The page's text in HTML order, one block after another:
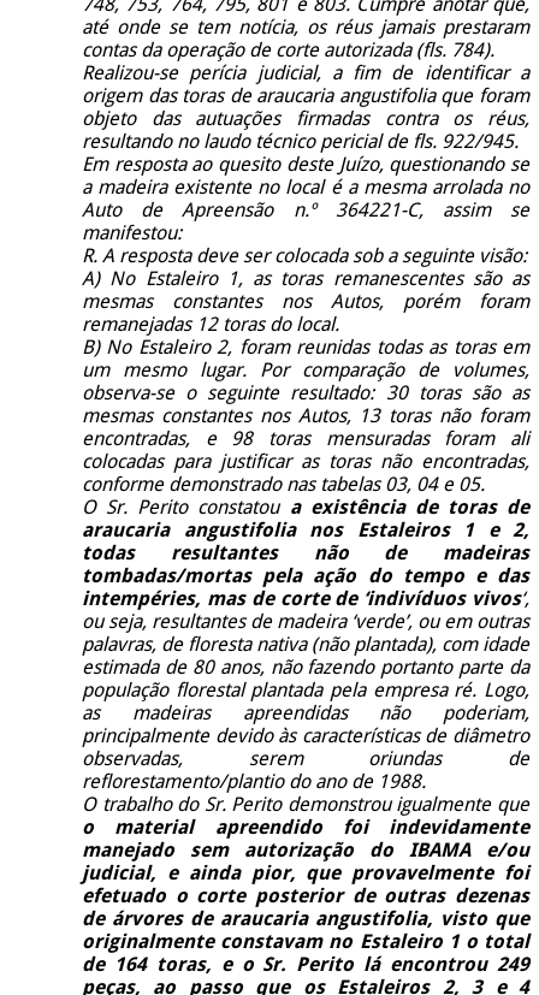
748, 753, 764, 795, 801 e 803. Cumpre anotar que,
até onde se tem notícia, os réus jamais prestaram
contas da operação de corte autorizada (fls. 784).
Realizou-se perícia judicial, a fim de identificar a
origem das toras de araucaria angustifolia que foram
objeto das autuações firmadas contra os réus,
resultando no laudo técnico pericial de fls. 922/945.
Em resposta ao quesito deste Juízo, questionando se
a madeira existente no local é a mesma arrolada no
Auto de Apreensão n.º 364221-C, assim se
manifestou:
R. A resposta deve ser colocada sob a seguinte visão:
A) No Estaleiro 1, as toras remanescentes são as
mesmas constantes nos Autos, porém foram
remanejadas 12 toras do local.
B) No Estaleiro 2, foram reunidas todas as toras em
um mesmo lugar. Por comparação de volumes,
observa-se o seguinte resultado: 30 toras são as
mesmas constantes nos Autos, 13 toras não foram
encontradas, e 98 toras mensuradas foram ali
colocadas para justificar as toras não encontradas,
conforme demonstrado nas tabelas 03, 04 e 05.
O Sr. Perito constatou a existência de toras de
araucaria angustifolia nos Estaleiros 1 e 2,
todas resultantes não de madeiras
tombadas/mortas pela ação do tempo e das
intempéries, mas de corte de ‘indivíduos vivos‘,
ou seja, resultantes de madeira ‘verde’, ou em outras
palavras, de floresta nativa (não plantada), com idade
estimada de 80 anos, não fazendo portanto parte da
população florestal plantada pela empresa ré. Logo,
as madeiras apreendidas não poderiam,
principalmente devido às características de diâmetro
observadas, serem oriundas de
reflorestamento/plantio do ano de 1988.
O trabalho do Sr. Perito demonstrou igualmente que
o material apreendido foi indevidamente
manejado sem autorização do IBAMA e/ou
judicial, e ainda pior, que provavelmente foi
efetuado o corte posterior de outras dezenas
de árvores de araucaria angustifolia, visto que
originalmente constavam no Estaleiro 1 o total
de 164 toras, e o Sr. Perito lá encontrou 249
peças, ao passo que os Estaleiros 2, 3 e 4